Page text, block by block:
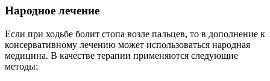
Народное лечение
Если при ходьбе болит стопа возле пальцев, то в дополнение к
консервативному лечению может использоваться народная
медицина. В качестве терапии применяются следующие
методы: